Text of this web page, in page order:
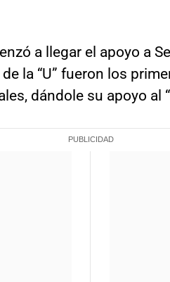
a llegar el apoyo a
la “U” fueron los
dándole su apoyo al